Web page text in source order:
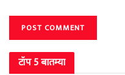
टॉप 5 बातम्या